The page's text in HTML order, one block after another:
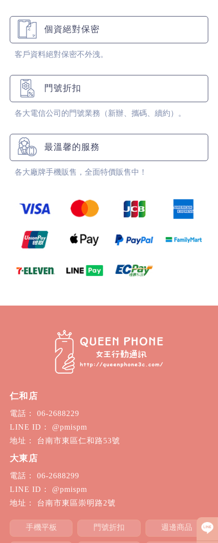
個資絕對保密
客戶資料絕對保密不外洩。
門號折扣
各大電信公司的門號業務（新辦、攜碼、續約）。
最溫馨的服務
各大廠牌手機販售，全面特價販售中！
仁和店
電話： 06-2688229
LINE ID： @pmispm
地址： 台南市東區仁和路53號
大東店
電話： 06-2688299
LINE ID： @pmispm
地址： 台南市東區崇明路2號
手機平板 門號折扣 週邊商品